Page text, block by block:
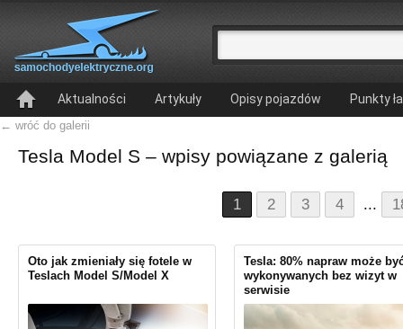
Aktualności Artykuły Opisy pojazdów Punkty
← wróć do galerii
Tesla Model S – wpisy powiązane z galerią
1 2 3 4 ...
Oto jak zmieniały się fotele w
Teslach Model S/Model X
Tesla: 80% napraw może
wykonywanych bez wizyt w
serwisie